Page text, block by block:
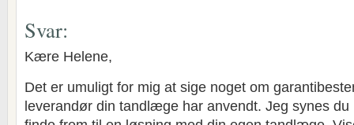
Svar:
Kære Helene,
Det er umuligt for mig at sige noget om
leverandør din tandlæge har anvendt. Jeg synes